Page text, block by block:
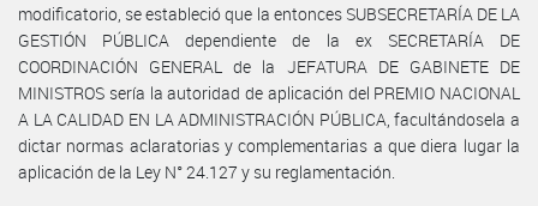
modificatorio, se estableció que la entonces SUBSECRETARÍA DE LA
GESTIÓN PÚBLICA dependiente de la ex SECRETARÍA DE
COORDINACIÓN GENERAL de la JEFATURA DE GABINETE DE
MINISTROS sería la autoridad de aplicación del PREMIO NACIONAL
A LA CALIDAD EN LA ADMINISTRACIÓN PÚBLICA, facultándosela a
dictar normas aclaratorias y complementarias a que diera lugar la
aplicación de la Ley N° 24.127 y su reglamentación.